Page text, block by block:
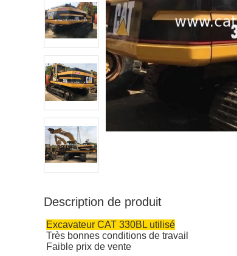
Description de produit
Excavateur CAT 330BL utilisé
Très bonnes conditions de travail
Faible prix de vente